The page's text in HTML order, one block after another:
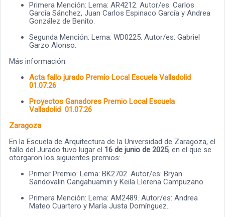
Primera Mención: Lema: AR4212. Autor/es: Carlos
García Sánchez, Juan Carlos Espinaco García y Andrea
González de Benito.
Segunda Mención: Lema: WD0225. Autor/es: Gabriel
Garzo Alonso.
Más información:
Acta fallo jurado Premio Local Escuela Valladolid
01.07.26
Proyectos Ganadores Premio Local Escuela
Valladolid 01.07.26
Zaragoza
En la Escuela de Arquitectura de la Universidad de Zaragoza, el
fallo del Jurado tuvo lugar el 16 de junio de 2025, en el que se
otorgaron los siguientes premios:
Primer Premio: Lema: BK2702. Autor/es: Bryan
Sandovalin Cangahuamin y Keila Llerena Campuzano.
Primera Mención: Lema: AM2489. Autor/es: Andrea
Mateo Cuartero y María Justa Domínguez..